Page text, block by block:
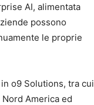
AI, alimentata
possono
le proprie
o9 Solutions, tra cui
America ed